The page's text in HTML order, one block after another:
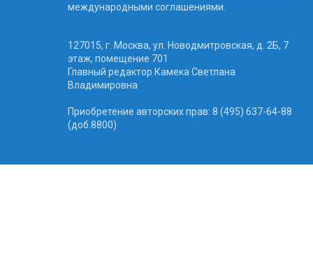
международными соглашениями.
127015, г. Москва, ул. Новодмитровская, д. 2Б, 7
этаж, помещение 701
Главный редактор Камека Светлана
Владимировна
Приобретение авторских прав: 8 (495) 637-64-88
(доб.8800)